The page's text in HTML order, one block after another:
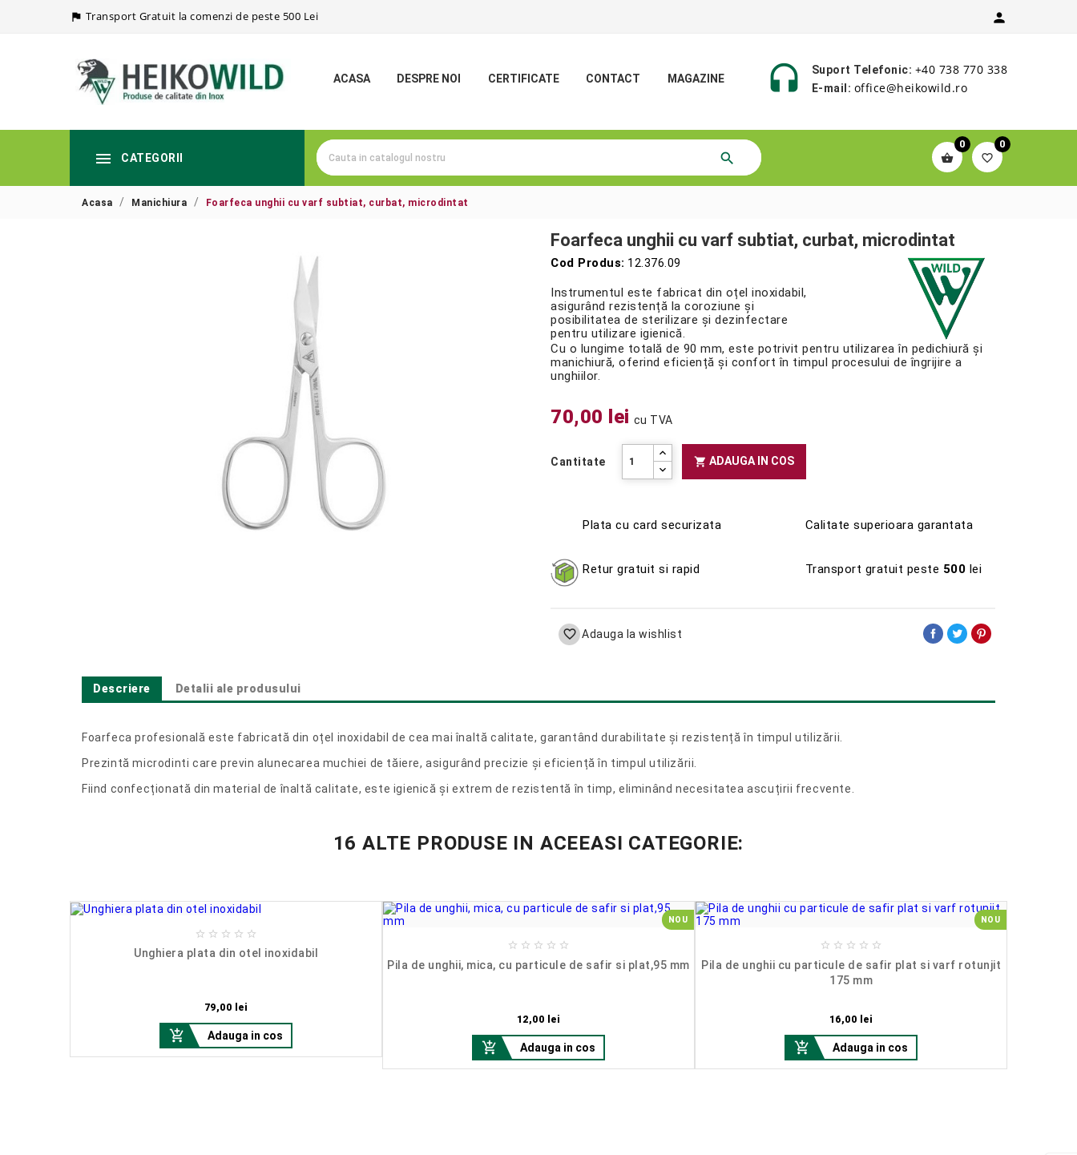
 Transport Gratuit la comenzi de peste 500 Lei 
ACASA DESPRE NOI CERTIFICATE CONTACT MAGAZINE  Suport Telefonic: +40 738 770 338
E-mail: office@heikowild.ro
 CATEGORII  
0

0
Acasa Manichiura Foarfeca unghii cu varf subtiat, curbat, microdintat
Foarfeca unghii cu varf subtiat, curbat, microdintat
Cod Produs: 12.376.09
Instrumentul este fabricat din oțel inoxidabil,
asigurând rezistență la coroziune și
posibilitatea de sterilizare și dezinfectare
pentru utilizare igienică.
Cu o lungime totală de 90 mm, este potrivit pentru utilizarea în pedichiură și
manichiură, oferind eficiență și confort în timpul procesului de îngrijire a
unghiilor.
70,00 lei cu TVA
Cantitate  ADAUGA IN COS
Plata cu card securizata Calitate superioara garantata
Retur gratuit si rapid Transport gratuit peste 500 lei
 Adauga la wishlist
Descriere Detalii ale produsului
Foarfeca profesională este fabricată din oțel inoxidabil de cea mai înaltă calitate, garantând durabilitate și rezistență în timpul utilizării.
Prezintă microdinti care previn alunecarea muchiei de tăiere, asigurând precizie și eficiență în timpul utilizării.
Fiind confecționată din material de înaltă calitate, este igienică și extrem de rezistentă în timp, eliminând necesitatea ascuțirii frecvente.
16 ALTE PRODUSE IN ACEEASI CATEGORIE:
    
Unghiera plata din otel inoxidabil
79,00 lei
 Adauga in cos
    
Pila de unghii, mica, cu particule de safir si plat,95 mm
12,00 lei
 Adauga in cos
NOU
    
Pila de unghii cu particule de safir plat si varf rotunjit
175 mm
16,00 lei
 Adauga in cos
NOU